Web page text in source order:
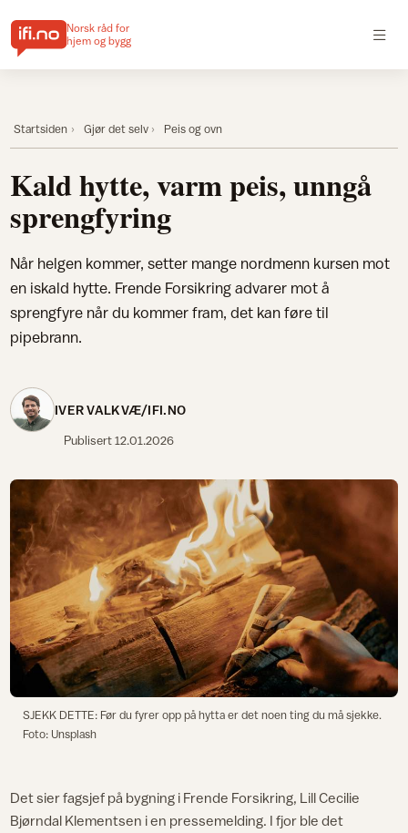
Norsk råd for
hjem og bygg
Startsiden Gjør det selv Peis og ovn
Kald hytte, varm peis, unngå
sprengfyring
Når helgen kommer, setter mange nordmenn kursen mot
en iskald hytte. Frende Forsikring advarer mot å
sprengfyre når du kommer fram, det kan føre til
pipebrann.
IVER VALKVÆ/IFI.NO
Publisert12.01.2026
SJEKK DETTE: Før du fyrer opp på hytta er det noen ting du må sjekke.
Foto: Unsplash
Det sier fagsjef på bygning i Frende Forsikring, Lill Cecilie
Bjørndal Klementsen i en pressemelding. I fjor ble det